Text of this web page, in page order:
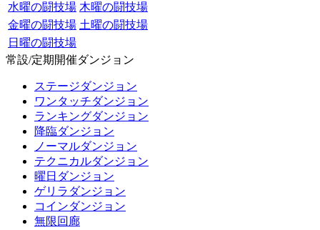
水曜の闘技場 木曜の闘技場
金曜の闘技場 土曜の闘技場
日曜の闘技場
常設/定期開催ダンジョン
ステージダンジョン
ワンタッチダンジョン
ランキングダンジョン
降臨ダンジョン
ノーマルダンジョン
テクニカルダンジョン
曜日ダンジョン
ゲリラダンジョン
コインダンジョン
無限回廊